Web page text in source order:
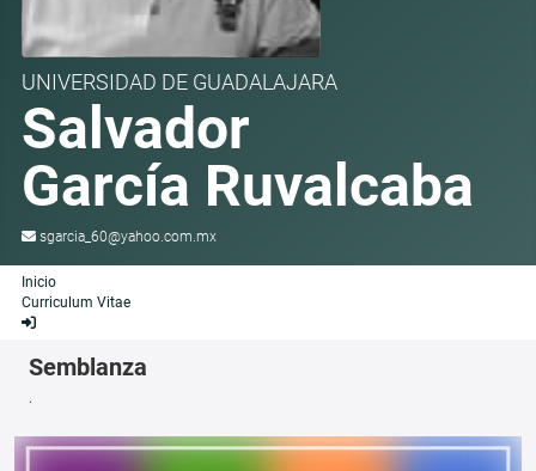
UNIVERSIDAD DE GUADALAJARA
Salvador
García Ruvalcaba
sgarcia_60@yahoo.com.mx
Inicio
Curriculum Vitae
Semblanza
.